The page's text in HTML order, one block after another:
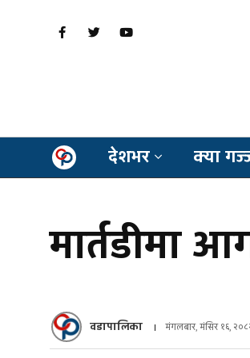
देशभर क्या
मार्तडीमा
वडापालिका मंगलबार, मंसिर १६,